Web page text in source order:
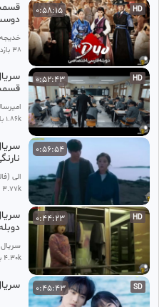
HD
0:58:15
خدیجه
38 بازدید
HD
0:52:43
قسمت ۱
1.86k بازدید
0:56:54
فارسیالی
3.77k بازدید
HD
0:44:23
4.30k بازدید
SD
0:45:43